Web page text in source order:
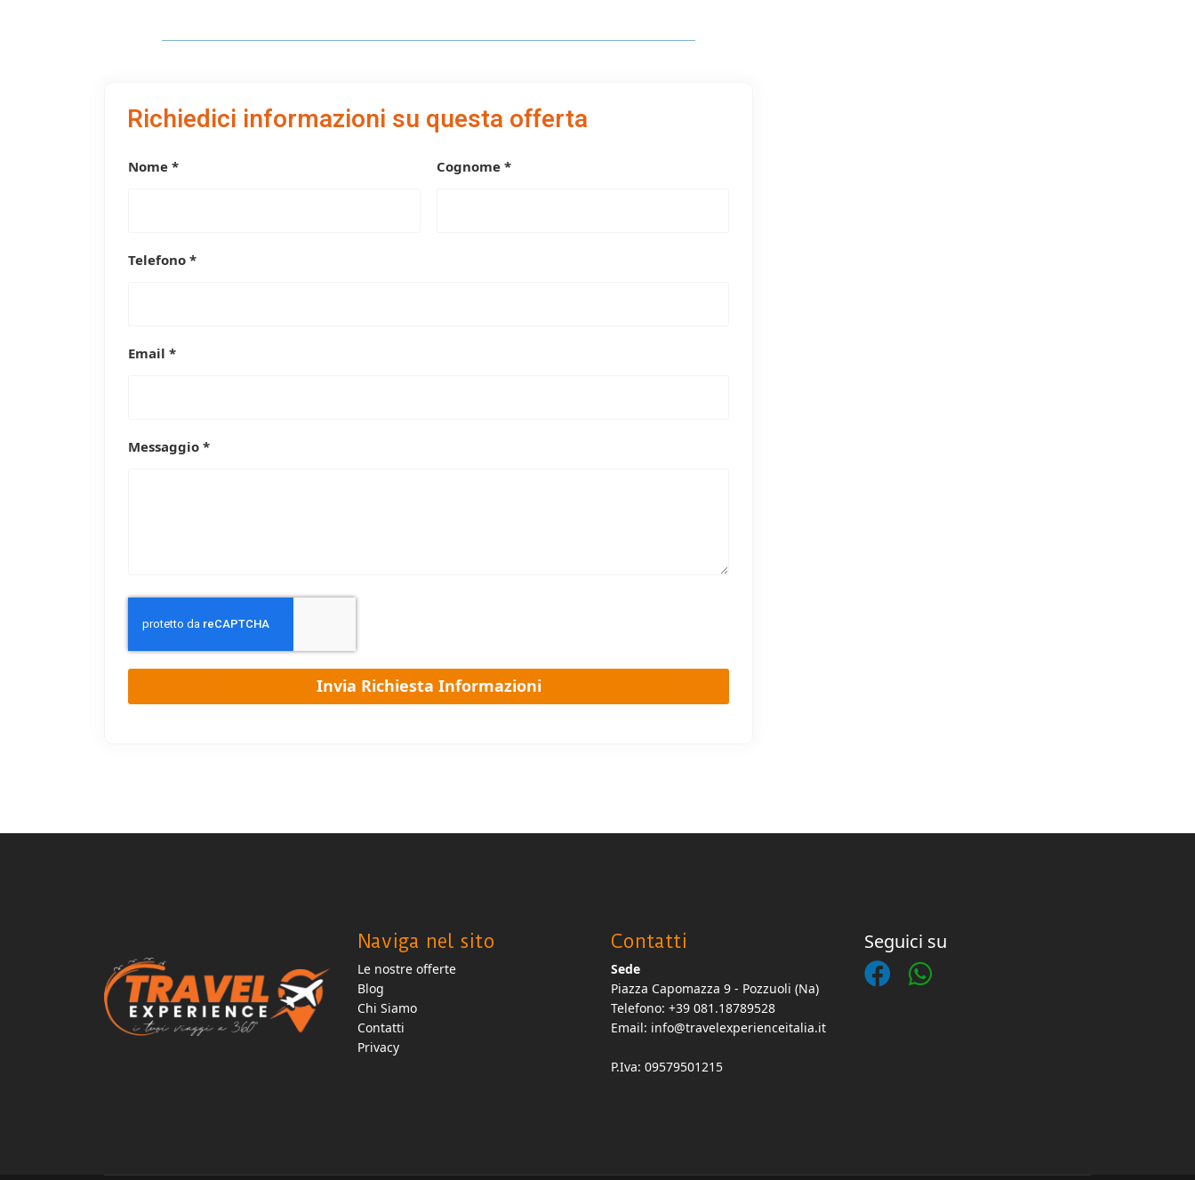
Richiedici informazioni su questa offerta
Nome * Cognome *
Telefono *
Email *
Messaggio *
Naviga nel sito
Le nostre offerte
Blog
Chi Siamo
Contatti
Privacy
Contatti
Sede
Piazza Capomazza 9 - Pozzuoli (Na)
Telefono: +39 081.18789528
Email: info@travelexperienceitalia.it
P.Iva: 09579501215
Seguici su